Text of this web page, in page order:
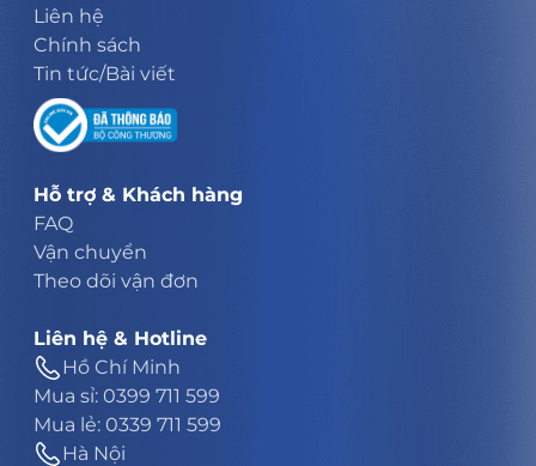
Liên hệ
Chính sách
Tin tức/Bài viết
Hỗ trợ & Khách hàng
FAQ
Vận chuyển
Theo dõi vận đơn
Liên hệ & Hotline
Hồ Chí Minh
Mua sỉ: 0399 711 599
Mua lẻ: 0339 711 599
Hà Nội